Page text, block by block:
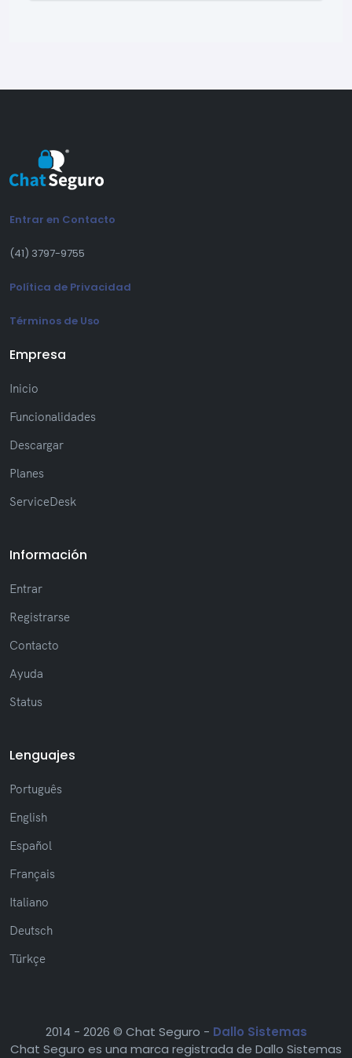
Entrar en Contacto
(41) 3797-9755
Política de Privacidad
Términos de Uso
Empresa
Inicio
Funcionalidades
Descargar
Planes
ServiceDesk
Información
Entrar
Registrarse
Contacto
Ayuda
Status
Lenguajes
Português
English
Español
Français
Italiano
Deutsch
Türkçe
2014 - 2026 © Chat Seguro - Dallo Sistemas
Chat Seguro es una marca registrada de Dallo Sistemas